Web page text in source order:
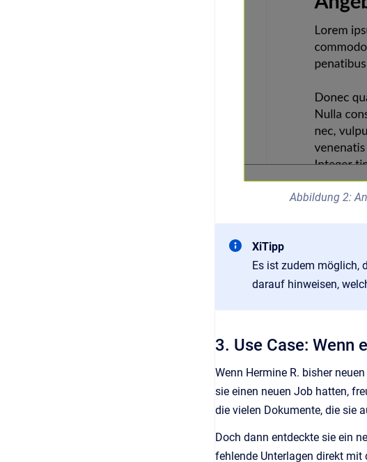
Abbildung 2:
XiTipp
Es ist zudem möglich,
darauf hinweisen,
3. Use Case: Wenn
Wenn Hermine R. bisher
sie einen neuen Job hatten,
die vielen Dokumente, die sie
Doch dann entdeckte sie ein
fehlende Unterlagen direkt mit